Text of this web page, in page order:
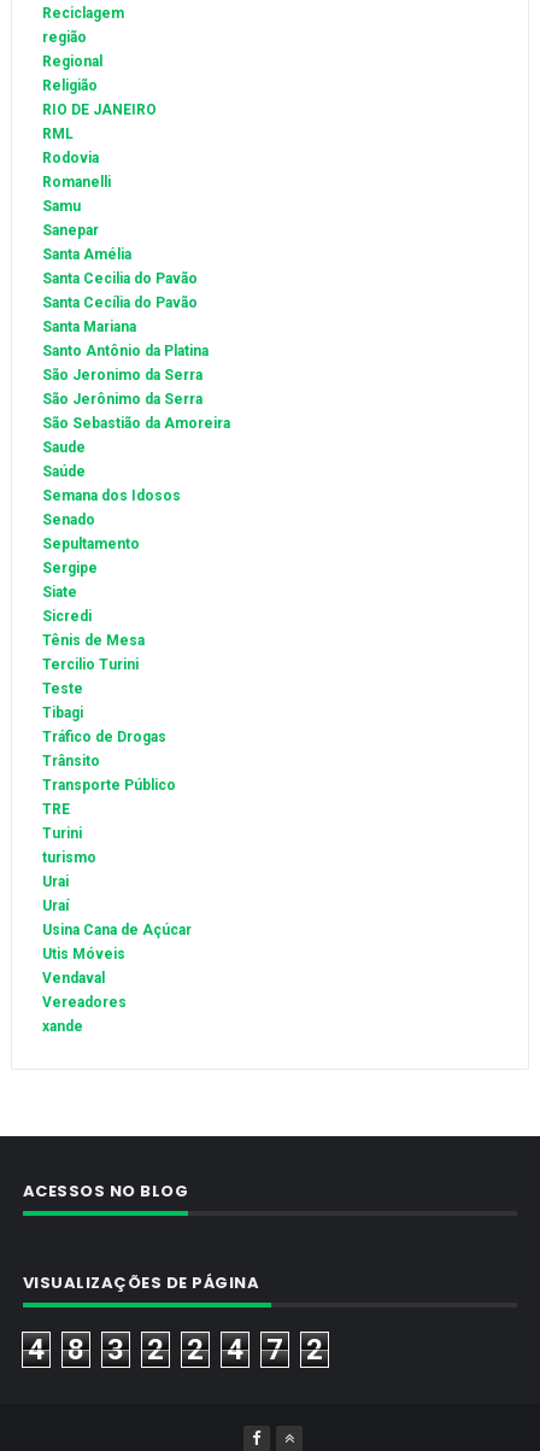
Reciclagem
região
Regional
Religião
RIO DE JANEIRO
RML
Rodovia
Romanelli
Samu
Sanepar
Santa Amélia
Santa Cecilia do Pavão
Santa Cecília do Pavão
Santa Mariana
Santo Antônio da Platina
São Jeronimo da Serra
São Jerônimo da Serra
São Sebastião da Amoreira
Saude
Saúde
Semana dos Idosos
Senado
Sepultamento
Sergipe
Siate
Sicredi
Tênis de Mesa
Tercilio Turini
Teste
Tibagi
Tráfico de Drogas
Trânsito
Transporte Público
TRE
Turini
turismo
Urai
Uraí
Usina Cana de Açúcar
Utis Móveis
Vendaval
Vereadores
xande
ACESSOS NO BLOG
VISUALIZAÇÕES DE PÁGINA
4 8 3 2 2 4 7 2